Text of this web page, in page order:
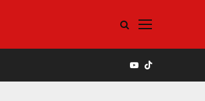
YOUTUBE